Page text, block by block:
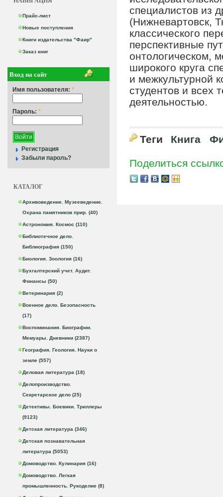
Прайс-лист
Новые поступления
Книги издательства "Фаир"
Заказ книг
Вход на сайт
Имя пользователя: *
Пароль: *
Регистрация
Забыли пароль?
КАТАЛОГ
Архивоведение. Музееведение.
Охрана памятников прир. (40)
Астрономия. Космос (110)
Библиотечное дело.
Библиография (150)
Биология. Зоология (16)
Бухгалтерский учет. Аудит.
Финансы (50)
Ветеринария (2)
Военное дело. Безопасность
(17)
Воспоминания. Биографии.
Мемуары. Дневники (2387)
География. Геология. Науки о
земле (557)
Деловая литература (18)
Делопроизводство.
Секретарское дело (25)
Детективы. Боевики. Триллеры
(9123)
Детская литература (346)
Детская познавательная
литература (5053)
Домоводство. Кулинария (16)
Домоводство. Легкая
промышленность. Рукоделие (8)
специалистов из
(Нижневартовск,
классического
перспективные
онтологическом,
широкого круга
и межкультурной
студентов и всех
деятельностью.
Теги Книга
Поделиться